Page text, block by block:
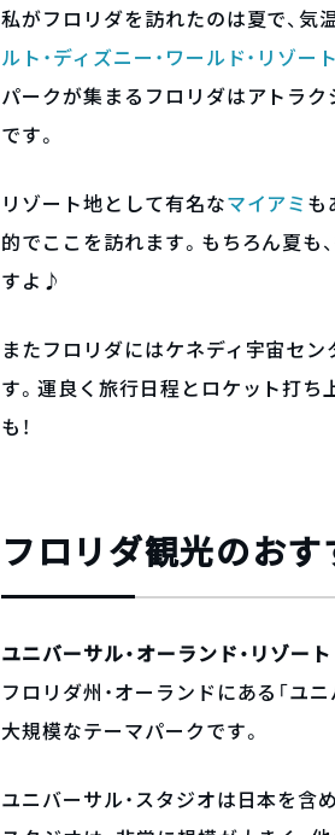
私がフロリダを訪れたのは夏で、気
ルト・ディズニー・ワールド・リゾート
パークが集まるフロリダはアトラ
です。
リゾート地として有名なマイアミ も
的でここを訪れます。もちろん夏も
すよ♪
またフロリダにはケネディ宇宙セ
す。運良く旅行日程とロケット打
も！
フロリダ観光のお
ユニバーサル・オーランド・リゾート
フロリダ州・オーランドにある「ユ
大規模なテーマパークです。
ユニバーサル・スタジオは日本を含